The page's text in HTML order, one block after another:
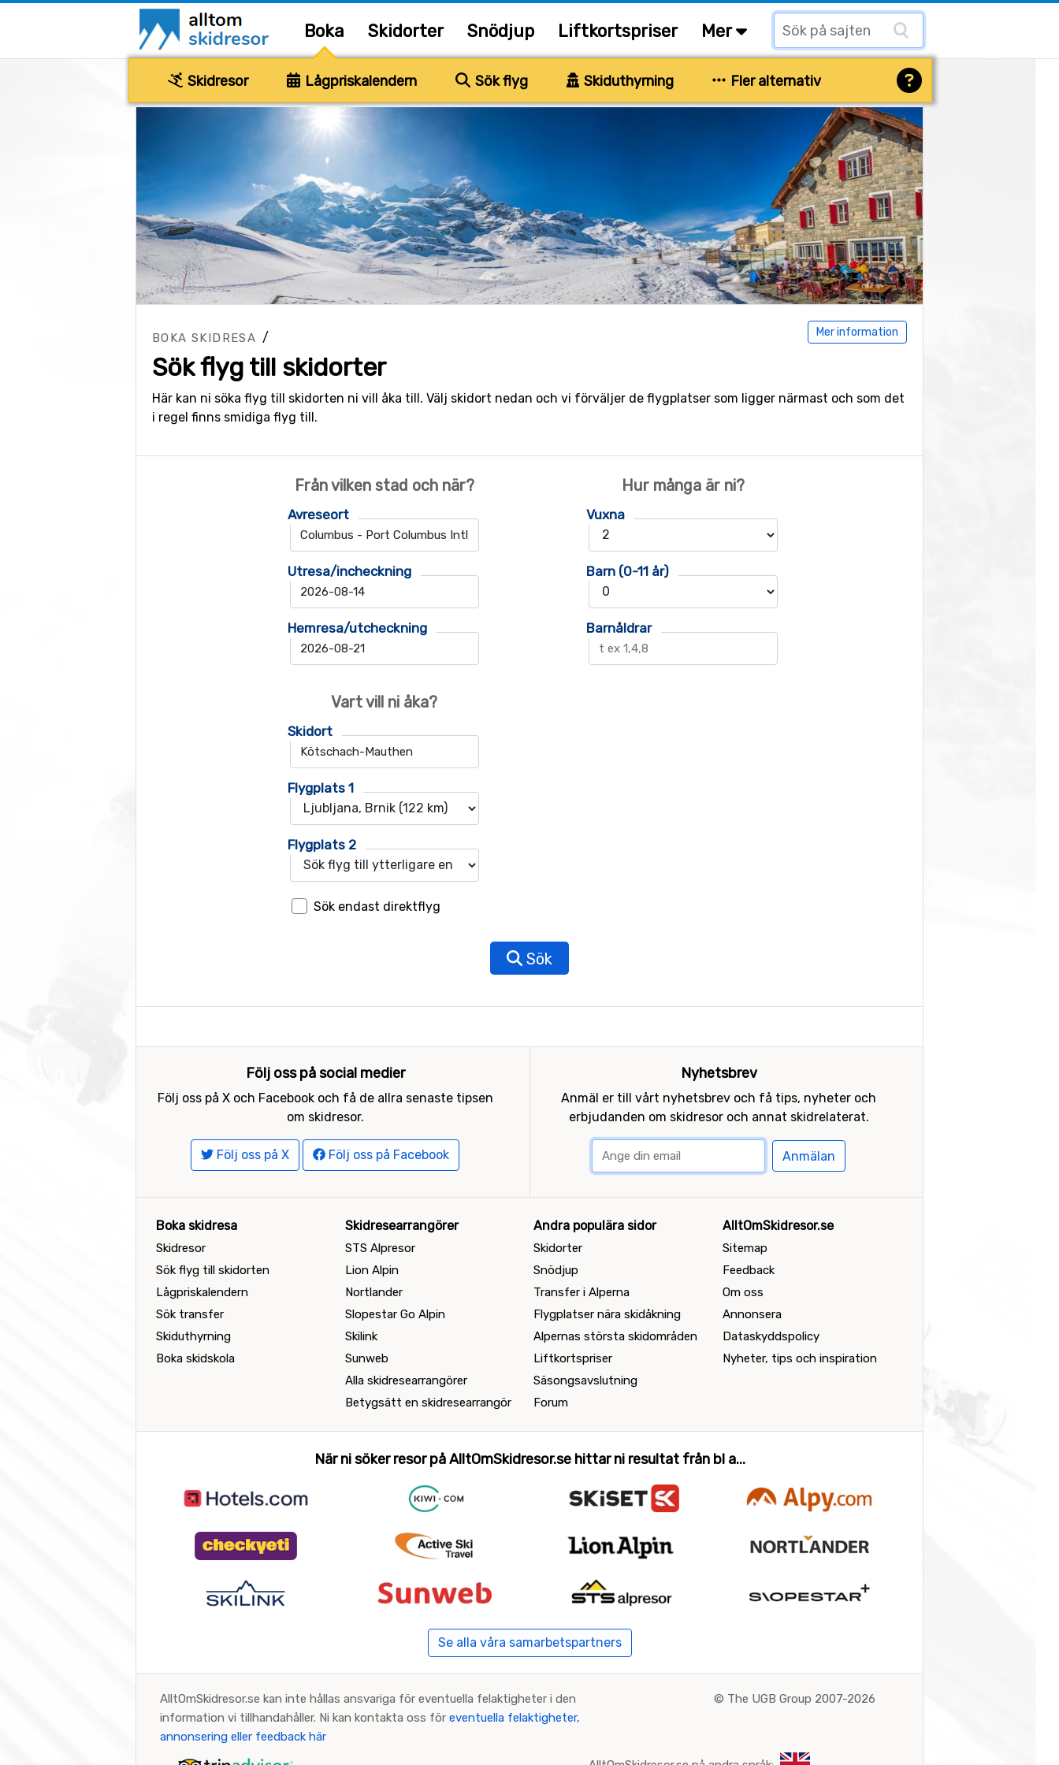
Boka Skidorter Snödjup Liftkortspriser Mer
Skidresor Lågpriskalendern Sök flyg Skiduthyrning Fler alternativ
Mer information
BOKA SKIDRESA /
Sök flyg till skidorter
Här kan ni söka flyg till skidorten ni vill åka till. Välj skidort nedan och vi förväljer de flygplatser som ligger närmast och som det
i regel finns smidiga flyg till.
Från vilken stad och när?
Avreseort
Utresa/incheckning
Hemresa/utcheckning
Vart vill ni åka?
Skidort
Flygplats 1
Flygplats 2
Sök endast direktflyg
Hur många är ni?
Vuxna
Barn (0-11 år)
Barnåldrar
Sök
Följ oss på social medier
Följ oss på X och Facebook och få de allra senaste tipsen
om skidresor.
Följ oss på X Följ oss på Facebook
Nyhetsbrev
Anmäl er till vårt nyhetsbrev och få tips, nyheter och
erbjudanden om skidresor och annat skidrelaterat.
Anmälan
Boka skidresa
Skidresor
Sök flyg till skidorten
Lågpriskalendern
Sök transfer
Skiduthyrning
Boka skidskola
Skidresearrangörer
STS Alpresor
Lion Alpin
Nortlander
Slopestar Go Alpin
Skilink
Sunweb
Alla skidresearrangörer
Betygsätt en skidresearrangör
Andra populära sidor
Skidorter
Snödjup
Transfer i Alperna
Flygplatser nära skidåkning
Alpernas största skidområden
Liftkortspriser
Säsongsavslutning
Forum
AlltOmSkidresor.se
Sitemap
Feedback
Om oss
Annonsera
Dataskyddspolicy
Nyheter, tips och inspiration
När ni söker resor på AlltOmSkidresor.se hittar ni resultat från bl a...
Se alla våra samarbetspartners
AlltOmSkidresor.se kan inte hållas ansvariga för eventuella felaktigheter i den
information vi tillhandahåller. Ni kan kontakta oss för eventuella felaktigheter,
annonsering eller feedback här
© The UGB Group 2007-2026